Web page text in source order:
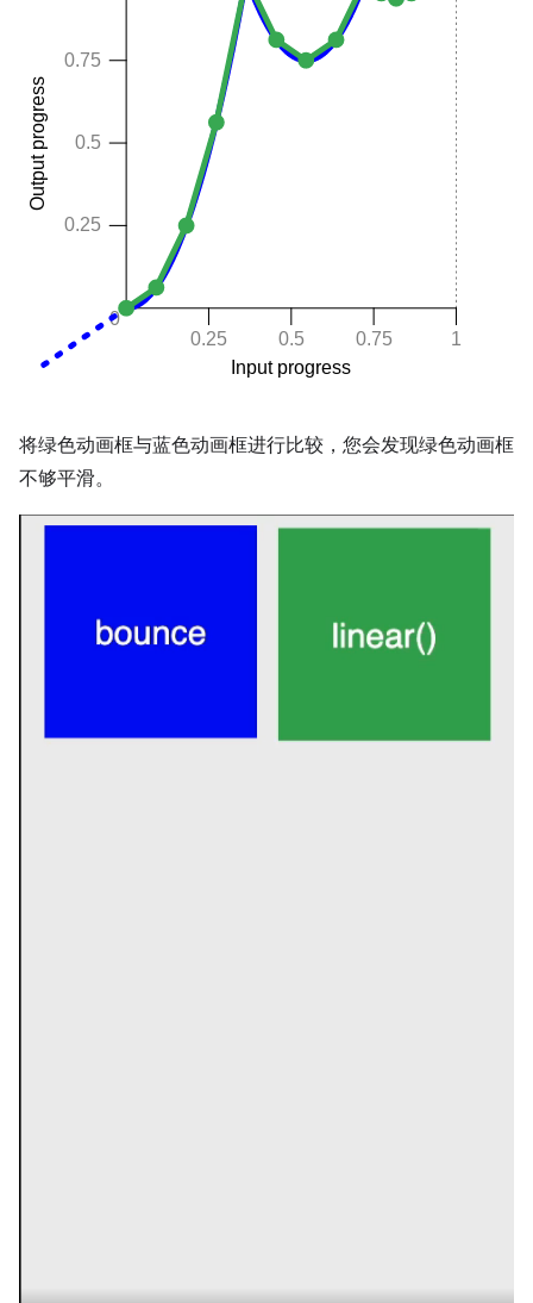
将绿色动画框与蓝色动画框进行比较，您会发现绿色动画框
不够平滑。